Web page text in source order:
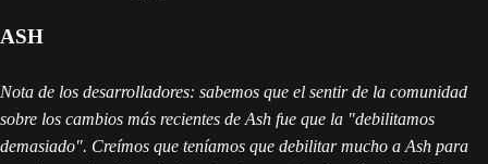
ASH
Nota de los desarrolladores: sabemos que el sentir de la comunidad
sobre los cambios más recientes de Ash fue que la "debilitamos
demasiado". Creímos que teníamos que debilitar mucho a Ash para